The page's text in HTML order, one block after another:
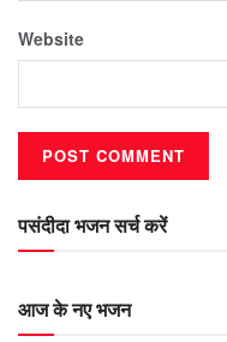
Website
पसंदीदा भजन सर्च करें
आज के नए भजन